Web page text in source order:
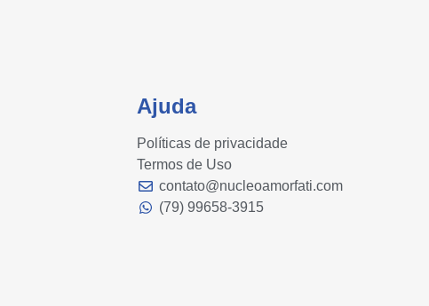
Ajuda
Políticas de privacidade
Termos de Uso
contato@nucleoamorfati.com
(79) 99658-3915